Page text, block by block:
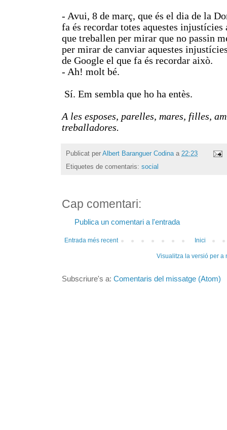
- Avui, 8 de març, que és el dia de la
fa és recordar totes aquestes injustícies
que treballen per mirar que no passin
per mirar de canviar aquestes
de Google el que fa és recordar això.
- Ah! molt bé.
Sí. Em sembla que ho ha entès.
A les esposes, parelles, mares, filles,
treballadores.
Publicat per Albert Baranguer Codina a 22:23
Etiquetes de comentaris: social
Cap comentari:
Publica un comentari a l'entrada
Entrada més recent Inici
Visualitza la versió per a
Subscriure's a: Comentaris del missatge (Atom)